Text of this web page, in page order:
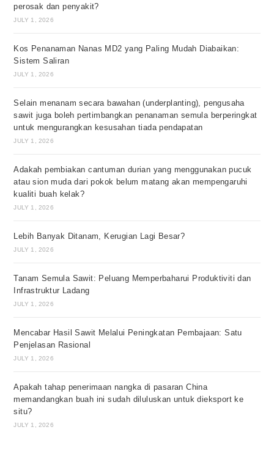
perosak dan penyakit?
JULY 1, 2026
Kos Penanaman Nanas MD2 yang Paling Mudah Diabaikan:
Sistem Saliran
JULY 1, 2026
Selain menanam secara bawahan (underplanting), pengusaha
sawit juga boleh pertimbangkan penanaman semula berperingkat
untuk mengurangkan kesusahan tiada pendapatan
JULY 1, 2026
Adakah pembiakan cantuman durian yang menggunakan pucuk
atau sion muda dari pokok belum matang akan mempengaruhi
kualiti buah kelak?
JULY 1, 2026
Lebih Banyak Ditanam, Kerugian Lagi Besar?
JULY 1, 2026
Tanam Semula Sawit: Peluang Memperbaharui Produktiviti dan
Infrastruktur Ladang
JULY 1, 2026
Mencabar Hasil Sawit Melalui Peningkatan Pembajaan: Satu
Penjelasan Rasional
JULY 1, 2026
Apakah tahap penerimaan nangka di pasaran China
memandangkan buah ini sudah diluluskan untuk dieksport ke
situ?
JULY 1, 2026